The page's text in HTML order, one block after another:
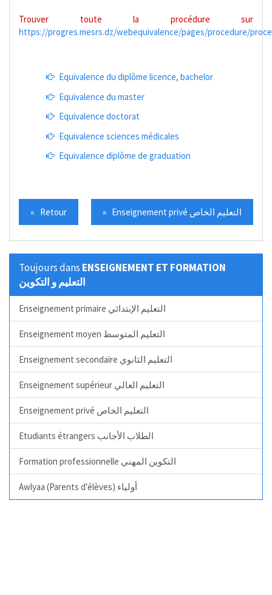
Trouver toute la procédure sur
https://progres.mesrs.dz/webequivalence/pages/procedure/
Equivalence du diplôme licence, bachelor
Equivalence du master
Equivalence doctorat
Equivalence sciences médicales
Equivalence diplôme de graduation
« Retour » Enseignement privé التعليم الخاص
Toujours dans ENSEIGNEMENT ET FORMATION
التعليم و التكوين
Enseignement primaire التعليم الإبتدائي
Enseignement moyen التعليم المتوسط
Enseignement secondaire التعليم الثانوي
Enseignement supérieur التعليم العالي
Enseignement privé التعليم الخاص
Etudiants étrangers الطلاب الأجانب
Formation professionnelle التكوين المهني
Awlyaa (Parents d'élèves) أولياء